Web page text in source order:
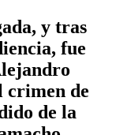
y tras
fue
crimen de
de la